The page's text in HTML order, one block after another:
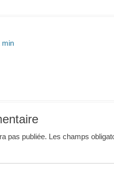
min
pas publiée. Les champs